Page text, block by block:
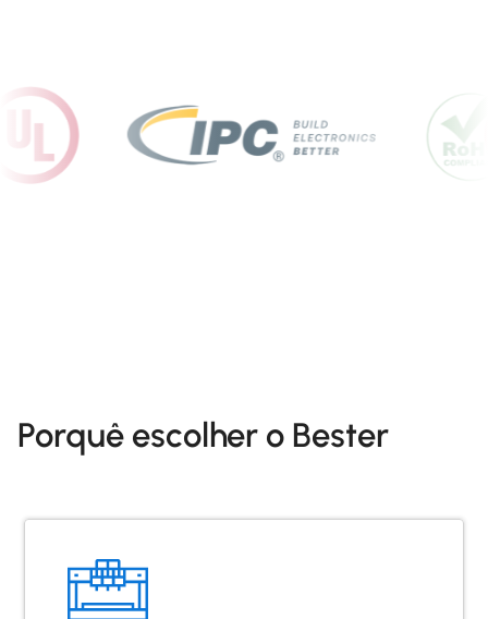
Porquê escolher o Bester